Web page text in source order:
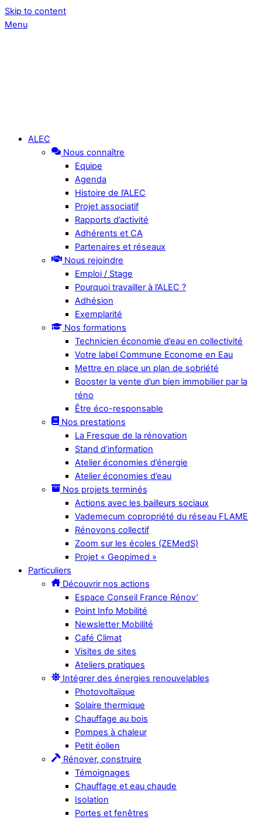
Skip to content
Menu
ALEC
Nous connaître
Equipe
Agenda
Histoire de l’ALEC
Projet associatif
Rapports d’activité
Adhérents et CA
Partenaires et réseaux
Nous rejoindre
Emploi / Stage
Pourquoi travailler à l’ALEC ?
Adhésion
Exemplarité
Nos formations
Technicien économie d’eau en collectivité
Votre label Commune Econome en Eau
Mettre en place un plan de sobriété
Booster la vente d’un bien immobilier par la
réno
Être éco-responsable
Nos prestations
La Fresque de la rénovation
Stand d’information
Atelier économies d’énergie
Atelier économies d’eau
Nos projets terminés
Actions avec les bailleurs sociaux
Vademecum copropriété du réseau FLAME
Rénovons collectif
Zoom sur les écoles (ZEMedS)
Projet « Geopimed »
Particuliers
Découvrir nos actions
Espace Conseil France Rénov’
Point Info Mobilité
Newsletter Mobilité
Café Climat
Visites de sites
Ateliers pratiques
Intégrer des énergies renouvelables
Photovoltaïque
Solaire thermique
Chauffage au bois
Pompes à chaleur
Petit éolien
Rénover, construire
Témoignages
Chauffage et eau chaude
Isolation
Portes et fenêtres